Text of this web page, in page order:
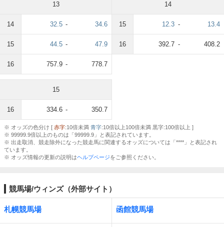
13
14 32.5 - 34.6
15 44.5 - 47.9
16 757.9 - 778.7
14
15 12.3 - 13.4
16 392.7 - 408.2
15
16 334.6 - 350.7
※ オッズの色分け [ 赤字:10倍未満 青字:10倍以上100倍未満 黒字:100倍以上 ]
※ 99999.9倍以上のものは「99999.9」と表記されています。
※ 出走取消、競走除外になった競走馬に関連するオッズについては「****」と表記され
ています。
※ オッズ情報の更新の説明はヘルプページをご参照ください。
競馬場/ウィンズ（外部サイト）
札幌競馬場 函館競馬場